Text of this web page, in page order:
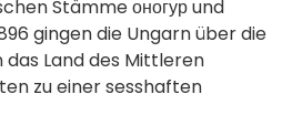
Stämme оногур und
gingen die Ungarn über die
Land des Mittleren
zu einer sesshaften